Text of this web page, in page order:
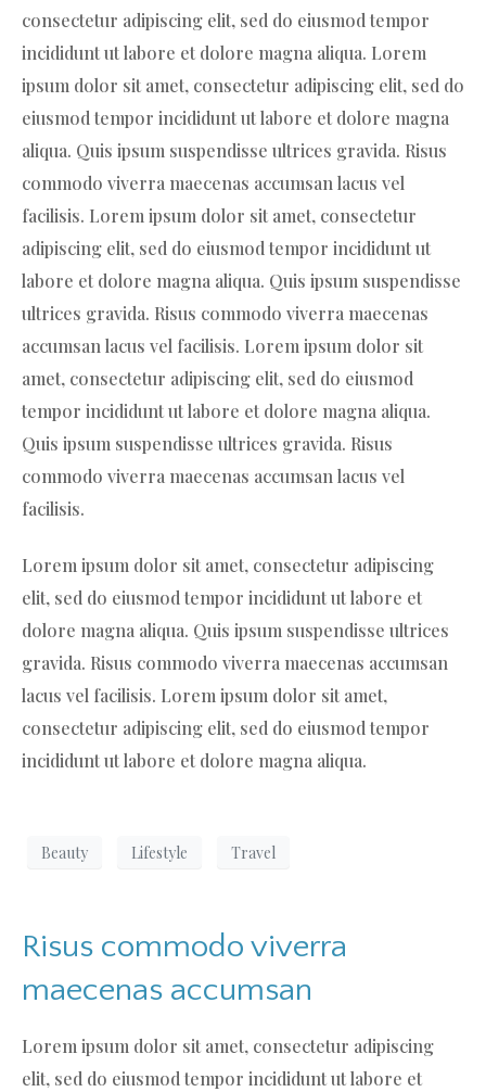
consectetur adipiscing elit, sed do eiusmod tempor
incididunt ut labore et dolore magna aliqua. Lorem
ipsum dolor sit amet, consectetur adipiscing elit, sed do
eiusmod tempor incididunt ut labore et dolore magna
aliqua. Quis ipsum suspendisse ultrices gravida. Risus
commodo viverra maecenas accumsan lacus vel
facilisis. Lorem ipsum dolor sit amet, consectetur
adipiscing elit, sed do eiusmod tempor incididunt ut
labore et dolore magna aliqua. Quis ipsum suspendisse
ultrices gravida. Risus commodo viverra maecenas
accumsan lacus vel facilisis. Lorem ipsum dolor sit
amet, consectetur adipiscing elit, sed do eiusmod
tempor incididunt ut labore et dolore magna aliqua.
Quis ipsum suspendisse ultrices gravida. Risus
commodo viverra maecenas accumsan lacus vel
facilisis.
Lorem ipsum dolor sit amet, consectetur adipiscing
elit, sed do eiusmod tempor incididunt ut labore et
dolore magna aliqua. Quis ipsum suspendisse ultrices
gravida. Risus commodo viverra maecenas accumsan
lacus vel facilisis. Lorem ipsum dolor sit amet,
consectetur adipiscing elit, sed do eiusmod tempor
incididunt ut labore et dolore magna aliqua.
Beauty Lifestyle Travel
Risus commodo viverra
maecenas accumsan
Lorem ipsum dolor sit amet, consectetur adipiscing
elit, sed do eiusmod tempor incididunt ut labore et